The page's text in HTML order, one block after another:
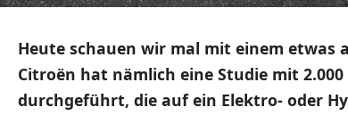
Heute schauen wir mal mit einem etwas
Citroën hat nämlich eine Studie mit
durchgeführt, die auf ein Elektro- oder